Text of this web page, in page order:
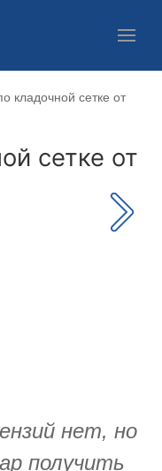
кладочной сетке от
сетке от
нет, но
получить